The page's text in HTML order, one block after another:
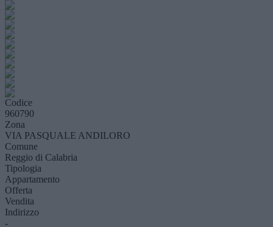
Codice
960790
Zona
VIA PASQUALE ANDILORO
Comune
Reggio di Calabria
Tipologia
Appartamento
Offerta
Vendita
Indirizzo
-